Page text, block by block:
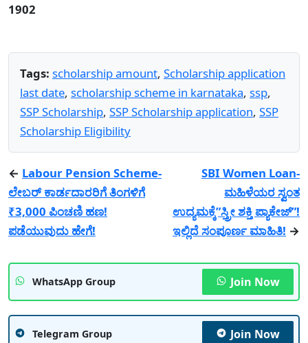
1902
Tags: scholarship amount, Scholarship application
last date, scholarship scheme in karnataka, ssp,
SSP Scholarship, SSP Scholarship application, SSP
Scholarship Eligibility
← Labour Pension Scheme-
ಲೇಬರ್ ಕಾರ್ಡದಾರರಿಗೆ ತಿಂಗಳಿಗೆ
₹3,000 ಪಿಂಚಣಿ ಹಣ!
ಪಡೆಯುವುದು ಹೇಗೆ!
SBI Women Loan-
ಮಹಿಳೆಯರ ಸ್ವಂತ
ಉದ್ಯಮಕ್ಕೆ”ಸ್ತ್ರೀ ಶಕ್ತಿ ಪ್ಯಾಕೇಜ್”!
ಇಲ್ಲಿದೆ ಸಂಪೂರ್ಣ ಮಾಹಿತಿ! →
WhatsApp Group Join Now
Telegram Group Join Now